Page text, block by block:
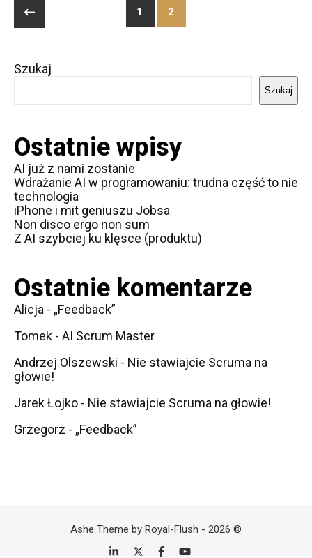
1 2
Szukaj
Szukaj
Ostatnie wpisy
AI już z nami zostanie
Wdrażanie AI w programowaniu: trudna część to nie
technologia
iPhone i mit geniuszu Jobsa
Non disco ergo non sum
Z AI szybciej ku klęsce (produktu)
Ostatnie komentarze
Alicja - „Feedback”
Tomek - AI Scrum Master
Andrzej Olszewski - Nie stawiajcie Scruma na
głowie!
Jarek Łojko - Nie stawiajcie Scruma na głowie!
Grzegorz - „Feedback”
Ashe Theme by Royal-Flush - 2026 ©